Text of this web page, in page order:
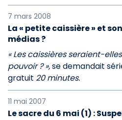
7 mars 2008
La « petite caissière » et
médias ?
« Les caissières seraient-
pouvoir ? »,se demandait
gratuit 20 minutes.
11 mai 2007
Le sacre du 6 mai (1) :